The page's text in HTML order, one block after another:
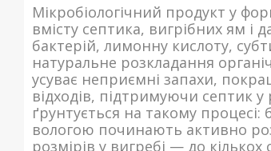
Мікробіологічний продукт у
вмісту септика, вигрібних ям і
бактерій, лимонну кислоту,
натуральне розкладання
усуває неприємні запахи,
відходів, підтримуючи септик
ґрунтується на такому процесі:
вологою починають активно
розмірів у вигребі — до